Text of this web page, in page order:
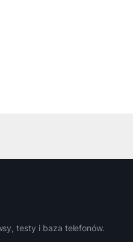
testy i baza telefonów.